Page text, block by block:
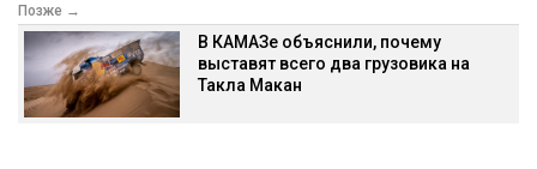
Позже →
В КАМАЗе объяснили, почему
выставят всего два грузовика на
Такла Макан